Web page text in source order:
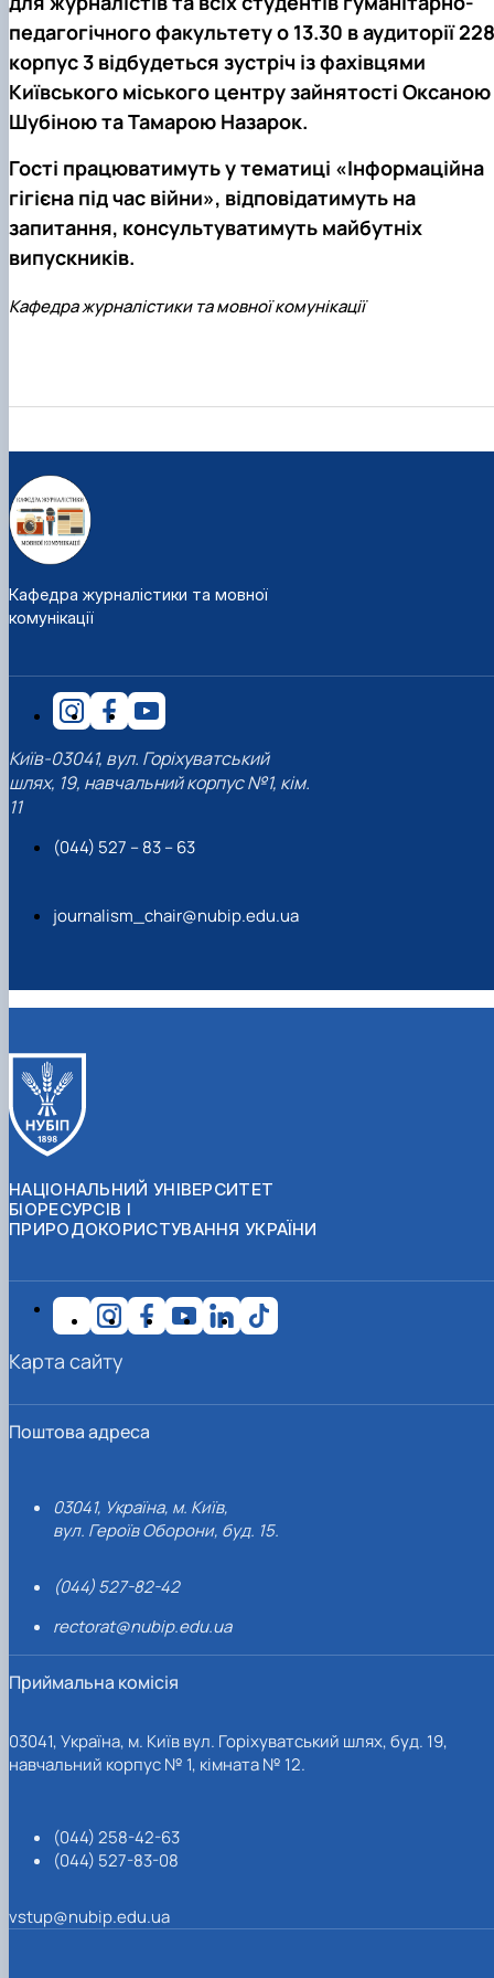
педагогічного факультетуо 13.30 в аудиторії
корпус 3 відбудеться зустріч із фахівцями
Київського міського центру зайнятості Оксаною
ШубіноютаТамарою Назарок.
Гості працюватимуть у тематиці «Інформаційна
гігієна під час війни», відповідатимуть на
запитання, консультуватимуть майбутніх
випускників.
Кафедра журналістики та мовної комунікації
Кафедра журналістики та мовної
комунікації
Київ-03041, вул. Горіхуватський
шлях, 19, навчальний корпус №1, кім.
11
(044) 527 – 83 – 63
journalism_chair@nubip.edu.ua
НАЦІОНАЛЬНИЙ УНІВЕРСИТЕТ
БІОРЕСУРСІВ І
ПРИРОДОКОРИСТУВАННЯ УКРАЇНИ
Поштова адреса
03041, Україна, м. Київ,
вул. Героїв Оборони, буд. 15.
(044) 527-82-42
rectorat@nubip.edu.ua
Приймальна комісія
03041, Україна, м. Київ вул. Горіхуватський шлях, буд. 19,
навчальний корпус № 1, кімната № 12.
(044) 258-42-63
(044) 527-83-08
vstup@nubip.edu.ua
Карта сайту